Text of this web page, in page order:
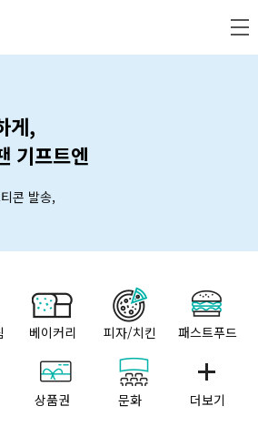
기프트엔
콘 발송,
베이커리 피자/치킨 패스트푸드
상품권 문화 더보기